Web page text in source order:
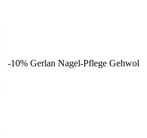
-10% Gerlan Nagel-Pflege Gehwol